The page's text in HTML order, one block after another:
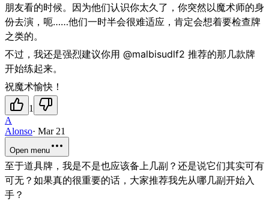
朋友看的时候。因为他们认识你太久了，你突然以魔术师的身
份去演，呃……他们一时半会很难适应，肯定会想着要检查牌
之类的。
不过，我还是强烈建议你用 @malbisudlf2 推荐的那几款牌
开始练起来。
祝魔术愉快！
1
A
Alonso· Mar 21
Open menu
至于道具牌，我是不是也应该备上几副？还是说它们其实可有
可无？如果真的很重要的话，大家推荐我先从哪几副开始入
手？